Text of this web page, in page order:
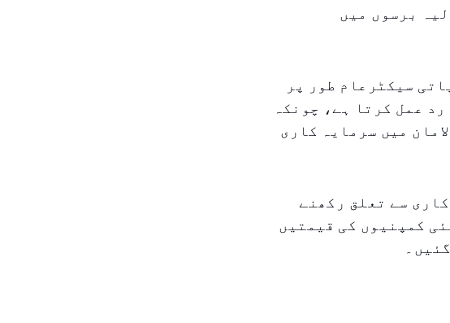
برسوں میں
سیکٹرعام طور پر
عمل کرتا ہے، چونکہ
میں سرمایہ کاری
سے تعلق رکھنے
کمپنیوں کی قیمتیں